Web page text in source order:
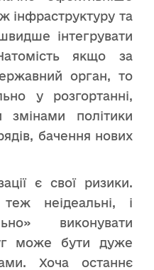
інфраструктуру та
інтегрувати
якщо за
орган, то
у розгортанні,
змінами політики
бачення нових
є свої ризики.
неідеальні, і
виконувати
може бути дуже
Хоча останнє